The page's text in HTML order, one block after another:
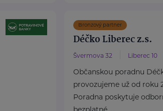
Bronzový partner
Déčko Liberec z.s.
Švermova 32 Liberec 10
Občanskou poradnu
provozujeme už od roku
Poradna poskytuje